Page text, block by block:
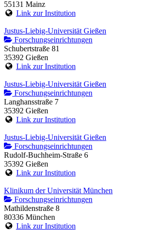
55131 Mainz
Link zur Institution
Justus-Liebig-Universität Gießen
Forschungseinrichtungen
Schubertstraße 81
35392 Gießen
Link zur Institution
Justus-Liebig-Universität Gießen
Forschungseinrichtungen
Langhansstraße 7
35392 Gießen
Link zur Institution
Justus-Liebig-Universität Gießen
Forschungseinrichtungen
Rudolf-Buchheim-Straße 6
35392 Gießen
Link zur Institution
Klinikum der Universität München
Forschungseinrichtungen
Mathildenstraße 8
80336 München
Link zur Institution